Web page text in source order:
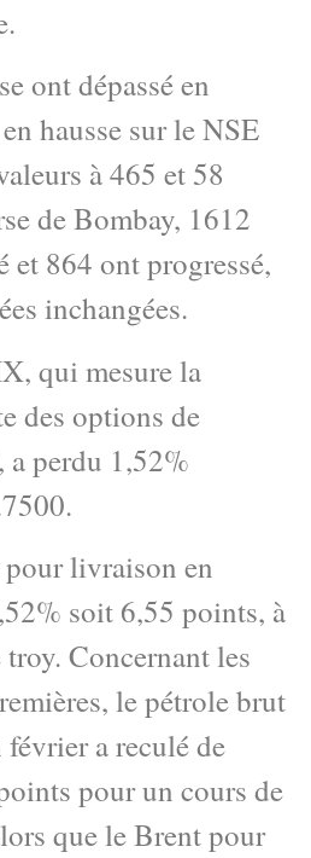
ont dépassé en
hausse sur le NSE
à 465 et 58
de Bombay, 1612
et 864 ont progressé,
inchangées.
qui mesure la
des options de
perdu 1,52%
pour livraison en
soit 6,55 points, à
Concernant les
le pétrole brut
a reculé de
pour un cours de
que le Brent pour